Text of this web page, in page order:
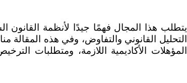
التحليل القانوني والتفاوض، وفي هذه المقالة